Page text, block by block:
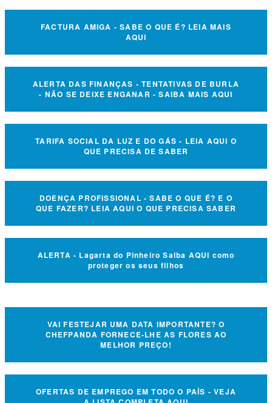
FACTURA AMIGA - SABE O QUE É? LEIA MAIS
AQUI
ALERTA DAS FINANÇAS - TENTATIVAS DE BURLA
- NÃO SE DEIXE ENGANAR - SAIBA MAIS AQUI
TARIFA SOCIAL DA LUZ E DO GÁS - LEIA AQUI O
QUE PRECISA DE SABER
DOENÇA PROFISSIONAL - SABE O QUE É? E O
QUE FAZER? LEIA AQUI O QUE PRECISA SABER
ALERTA - Lagarta do Pinheiro Saiba AQUI como
proteger os seus filhos
VAI FESTEJAR UMA DATA IMPORTANTE? O
CHEFPANDA FORNECE-LHE AS FLORES AO
MELHOR PREÇO!
OFERTAS DE EMPREGO EM TODO O PAÍS - VEJA